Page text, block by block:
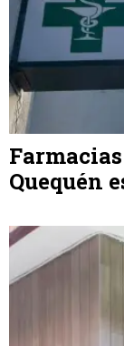
Quequén